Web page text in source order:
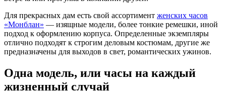
Для прекрасных дам есть свой ассортимент женских часов
«Монблан» — изящные модели, более тонкие ремешки, иной
подход к оформлению корпуса. Определенные экземпляры
отлично подходят к строгим деловым костюмам, другие же
предназначены для выходов в свет, романтических ужинов.
Одна модель, или часы на каждый
жизненный случай